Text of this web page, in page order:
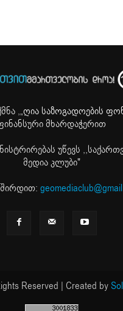
,„ღია საზოგადოების
მხარდაჭერით
უწევს
მედია კლუბი"
Reserved | Created by